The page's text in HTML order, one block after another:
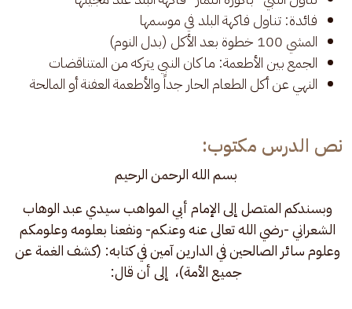
فائدة: تناول فاكهة البلد في موسمها
المشي 100 خطوة بعد الأكل (بدل النوم)
الجمع بين الأطعمة: ما كان النبي يتركه من المتناقضات
النهي عن أكل الطعام الحار جداً والأطعمة العفنة أو المالحة
نص الدرس مكتوب:
بسم الله الرحمن الرحيم
وبسندكم المتصل إلى الإمام أبي المواهب سيدي عبد الوهاب
الشعراني -رضي الله تعالى عنه وعنكم- ونفعنا بعلومه وعلومكم
وعلوم سائر الصالحين في الدارين آمين في كتابه: (كشف الغمة عن
جميع الأمة)،  إلى أن قال: